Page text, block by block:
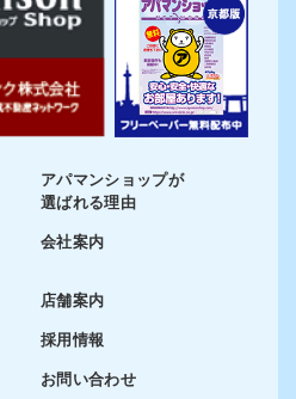
アパマンショップが
選ばれる理由
会社案内
店舗案内
採用情報
お問い合わせ